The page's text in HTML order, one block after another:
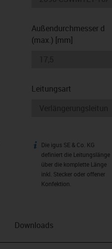
Außendurchmesser d
(max.) [mm]
Leitungsart
igus-icon-info
Die igus SE & Co. KG
definiert die Leitungslänge
über die komplette Länge
inkl. Stecker oder offener
Konfektion.
Downloads